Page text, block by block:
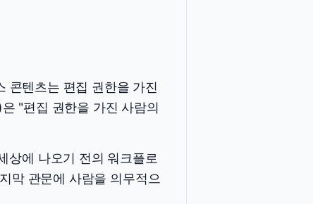
콘텐츠는 편집 권한을 가진
"편집 권한을 가진 사람의
상에 나오기 전의 워크플로
막 관문에 사람을 의무적으